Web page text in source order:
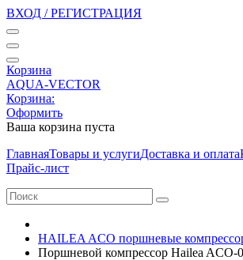
ВХОД / РЕГИСТРАЦИЯ
Корзина
AQUA-VECTOR
Корзина:
Оформить
Ваша корзина пуста
ГлавнаяТовары и услугиДоставка и оплата
Прайс-лист
HAILEA ACO поршневые
Поршневой компрессор Hailea ACO-